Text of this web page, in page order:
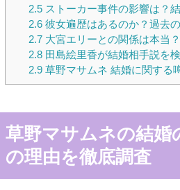
2.5ストーカー事件の影響は？
2.6彼女遍歴はあるのか？過去
2.7大宮エリーとの関係は本当
2.8田島絵里香が結婚相手説を
2.9草野マサムネ 結婚に関する
草野マサムネの結婚
の理由を徹底調査